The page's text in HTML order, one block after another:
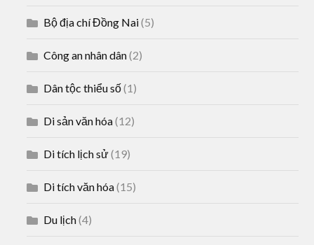
Bộ địa chí Đồng Nai(5)
Công an nhân dân(2)
Dân tộc thiểu số(1)
Di sản văn hóa(12)
Di tích lịch sử(19)
Di tích văn hóa(15)
Du lịch(4)